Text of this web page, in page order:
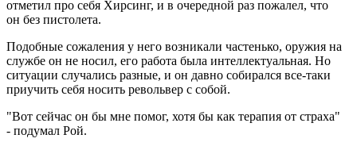
отметил про себя Хирсинг, и в очередной раз пожалел, что
он без пистолета.
Подобные сожаления у него возникали частенько, оружия на
службе он не носил, его работа была интеллектуальная. Но
ситуации случались разные, и он давно собирался все-таки
приучить себя носить револьвер с собой.
"Вот сейчас он бы мне помог, хотя бы как терапия от страха"
- подумал Рой.